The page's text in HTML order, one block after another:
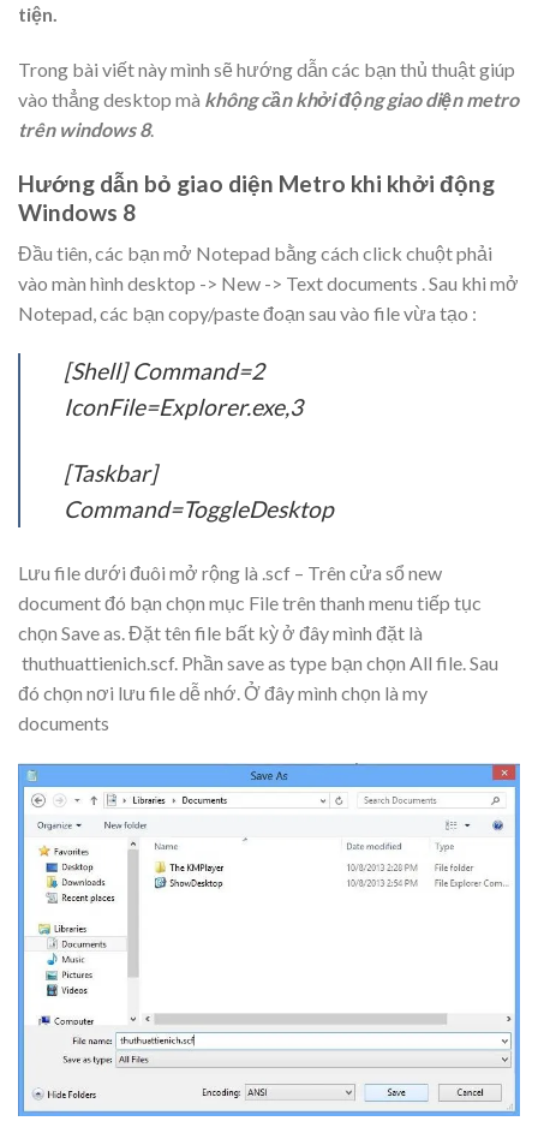
tiện.
Trong bài viết này mình sẽ hướng dẫn các bạn thủ thuật giúp
vào thẳng desktop mà không cần khởi động giao diện metro
trên windows 8.
Hướng dẫn bỏ giao diện Metro khi khởi động
Windows 8
Đầu tiên, các bạn mở Notepad bằng cách click chuột phải
vào màn hình desktop -> New -> Text documents . Sau khi mở
Notepad, các bạn copy/paste đoạn sau vào file vừa tạo :
[Shell] Command=2
IconFile=Explorer.exe,3
[Taskbar]
Command=ToggleDesktop
Lưu file dưới đuôi mở rộng là .scf – Trên cửa sổ new
document đó bạn chọn mục Filetrên thanh menu tiếp tục
chọn Save as. Đặt tên file bất kỳ ở đây mình đặt là
thuthuattienich.scf. Phần save as type bạn chọn All file. Sau
đó chọn nơi lưu file dễ nhớ. Ở đây mình chọn là my
documents